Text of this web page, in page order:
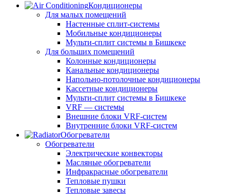
Кондиционеры
Для малых помещений
Настенные сплит-системы
Мобильные кондиционеры
Мульти-сплит системы в Бишкеке
Для больших помещений
Колонные кондиционеры
Канальные кондиционеры
Напольно-потолочные кондиционеры
Кассетные кондиционеры
Мульти-сплит системы в Бишкеке
VRF — системы
Внешние блоки VRF-систем
Внутренние блоки VRF-систем
Обогреватели
Обогреватели
Электрические конвекторы
Масляные обогреватели
Инфракрасные обогреватели
Тепловые пушки
Тепловые завесы